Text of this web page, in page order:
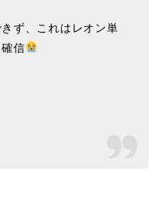
ず、これはレオン単
信